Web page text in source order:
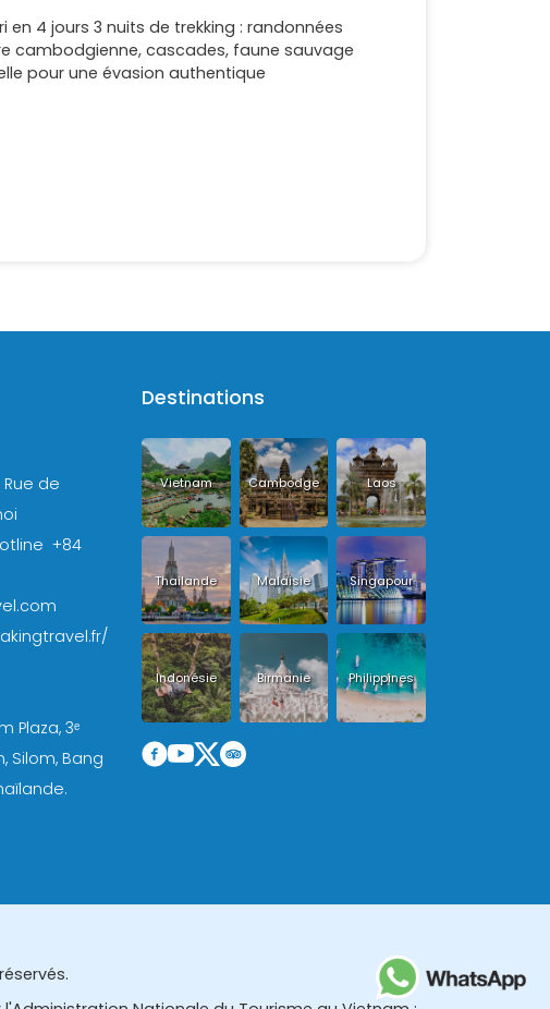
en 4 jours 3 nuits de trekking : randonnées
cambodgienne, cascades, faune sauvage
pour une évasion authentique
de
+84
Plaza, 3ᵉ
Silom, Bang
Destinations
Vietnam Cambodge Laos
Thailande Malaisie Singapour
Indonésie Birmanie Philippines